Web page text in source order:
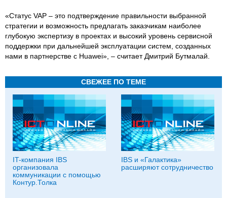
«Статус VAP – это подтверждение правильности выбранной
стратегии и возможность предлагать заказчикам наиболее
глубокую экспертизу в проектах и высокий уровень сервисной
поддержки при дальнейшей эксплуатации систем, созданных
нами в партнерстве с Huawei», – считает Дмитрий Бутмалай.
СВЕЖЕЕ ПО ТЕМЕ
IT-компания IBS
организовала
коммуникации с помощью
Контур.Толка
IBS и «Галактика»
расширяют сотрудничество